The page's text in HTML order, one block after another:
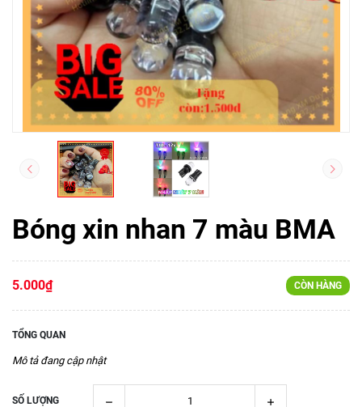
Bóng xin nhan 7 màu BMA
5.000₫ CÒN HÀNG
TỔNG QUAN
Mô tả đang cập nhật
SỐ LƯỢNG